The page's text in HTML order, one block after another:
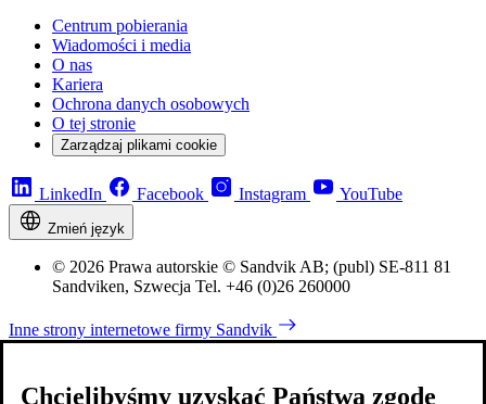
Centrum pobierania
Wiadomości i media
O nas
Kariera
Ochrona danych osobowych
O tej stronie
Zarządzaj plikami cookie
LinkedIn Facebook Instagram YouTube
Zmień język
© 2026 Prawa autorskie © Sandvik AB; (publ) SE-811 81
Sandviken, Szwecja Tel. +46 (0)26 260000
Inne strony internetowe firmy Sandvik
Chcielibyśmy uzyskać Państwa zgodę